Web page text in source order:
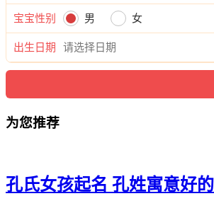
宝宝性别 男 女
出生日期
为您推荐
孔氏女孩起名 孔姓寓意好